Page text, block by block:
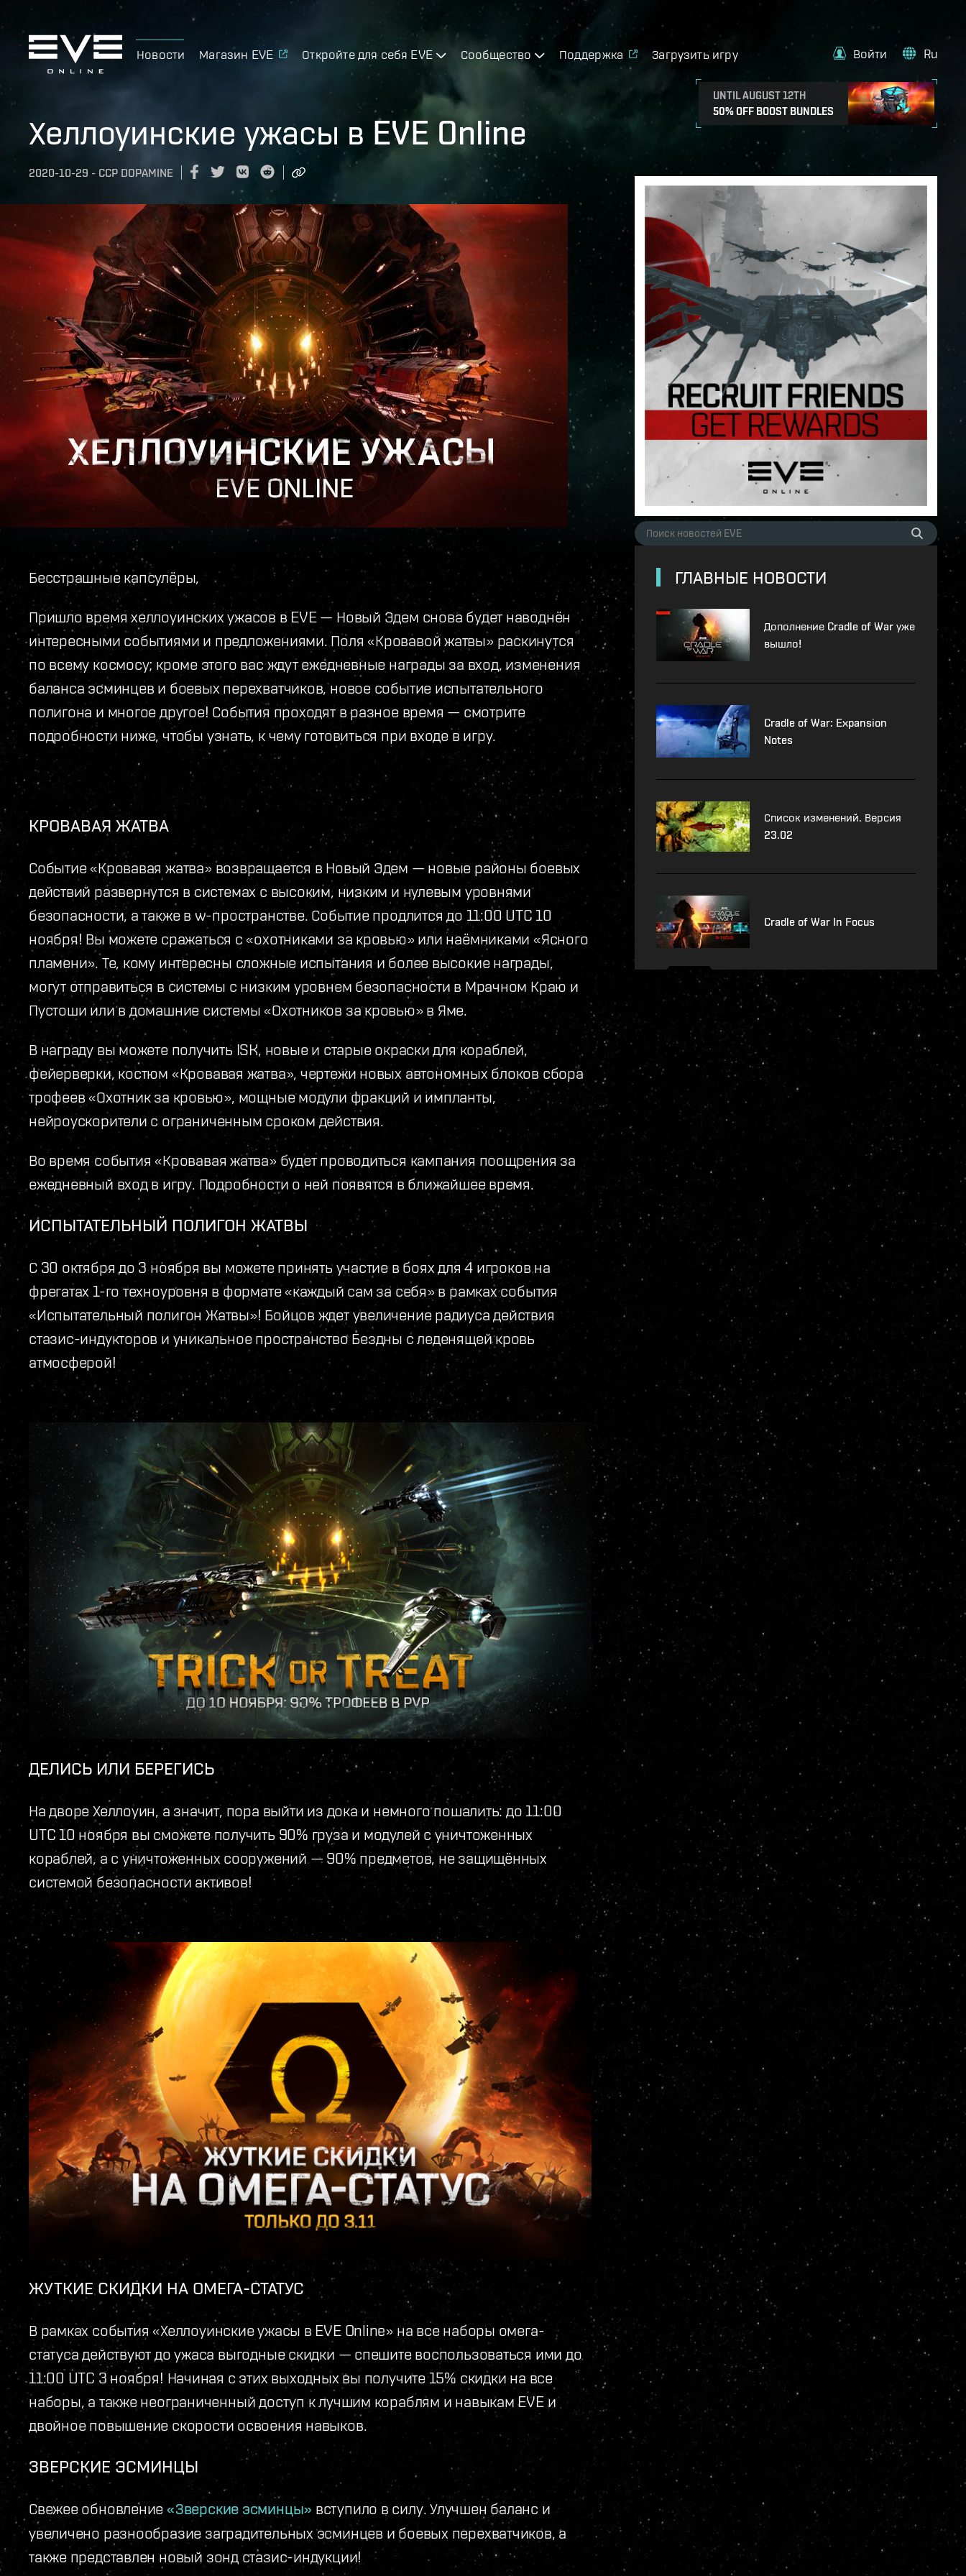
Новости Магазин EVE Откройте для себя EVE Сообщество Поддержка Загрузить игру
UNTIL AUGUST 12TH
50% OFF BOOST BUNDLES
Войти Ru
Хеллоуинские ужасы в EVE Online
2020-10-29 - CCP DOPAMINE
Бесстрашные капсулёры,
Пришло время хеллоуинских ужасов в EVE — Новый Эдем снова будет наводнён
интересными событиями и предложениями. Поля «Кровавой жатвы» раскинутся
по всему космосу; кроме этого вас ждут ежедневные награды за вход, изменения
баланса эсминцев и боевых перехватчиков, новое событие испытательного
полигона и многое другое! События проходят в разное время — смотрите
подробности ниже, чтобы узнать, к чему готовиться при входе в игру.
КРОВАВАЯ ЖАТВА
Событие «Кровавая жатва» возвращается в Новый Эдем — новые районы боевых
действий развернутся в системах с высоким, низким и нулевым уровнями
безопасности, а также в w-пространстве. Событие продлится до 11:00 UTC 10
ноября! Вы можете сражаться с «охотниками за кровью» или наёмниками «Ясного
пламени». Те, кому интересны сложные испытания и более высокие награды,
могут отправиться в системы с низким уровнем безопасности в Мрачном Краю и
Пустоши или в домашние системы «Охотников за кровью» в Яме.
В награду вы можете получить ISK, новые и старые окраски для кораблей,
фейерверки, костюм «Кровавая жатва», чертежи новых автономных блоков сбора
трофеев «Охотник за кровью», мощные модули фракций и импланты,
нейроускорители с ограниченным сроком действия.
Во время события «Кровавая жатва» будет проводиться кампания поощрения за
ежедневный вход в игру. Подробности о ней появятся в ближайшее время.
ИСПЫТАТЕЛЬНЫЙ ПОЛИГОН ЖАТВЫ
С 30 октября до 3 ноября вы можете принять участие в боях для 4 игроков на
фрегатах 1-го техноуровня в формате «каждый сам за себя» в рамках события
«Испытательный полигон Жатвы»! Бойцов ждет увеличение радиуса действия
стазис-индукторов и уникальное пространство Бездны с леденящей кровь
атмосферой!
ДЕЛИСЬ ИЛИ БЕРЕГИСЬ
На дворе Хеллоуин, а значит, пора выйти из дока и немного пошалить: до 11:00
UTC 10 ноября вы сможете получить 90% груза и модулей с уничтоженных
кораблей, а с уничтоженных сооружений — 90% предметов, не защищённых
системой безопасности активов!
ЖУТКИЕ СКИДКИ НА ОМЕГА-СТАТУС
В рамках события «Хеллоуинские ужасы в EVE Online» на все наборы омега-
статуса действуют до ужаса выгодные скидки — спешите воспользоваться ими до
11:00 UTC 3 ноября! Начиная с этих выходных вы получите 15% скидки на все
наборы, а также неограниченный доступ к лучшим кораблям и навыкам EVE и
двойное повышение скорости освоения навыков.
ЗВЕРСКИЕ ЭСМИНЦЫ
Свежее обновление «Зверские эсминцы» вступило в силу. Улучшен баланс и
увеличено разнообразие заградительных эсминцев и боевых перехватчиков, а
также представлен новый зонд стазис-индукции!
ГЛАВНЫЕ НОВОСТИ
Дополнение Cradle of War уже
вышло!
Cradle of War: Expansion
Notes
Список изменений. Версия
23.02
Cradle of War In Focus